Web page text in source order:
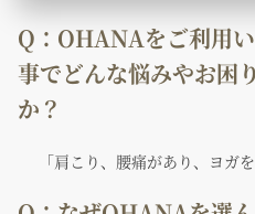
Q：OHANAをご利用
事でどんな悩みやお困
か？
「肩こり、腰痛があり、ヨガ